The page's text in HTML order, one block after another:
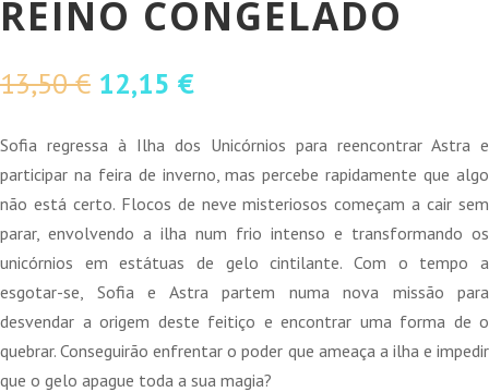
REINO CONGELADO
13,50€ O
original
era:
13,50 €.
12,15 €O
atual
é:
12,15 €.
Sofia regressa à Ilha dos Unicórnios para reencontrar Astra e
participar na feira de inverno, mas percebe rapidamente que algo
não está certo. Flocos de neve misteriosos começam a cair sem
parar, envolvendo a ilha num frio intenso e transformando os
unicórnios em estátuas de gelo cintilante. Com o tempo a
esgotar-se, Sofia e Astra partem numa nova missão para
desvendar a origem deste feitiço e encontrar uma forma de o
quebrar. Conseguirão enfrentar o poder que ameaça a ilha e impedir
que o gelo apague toda a sua magia?